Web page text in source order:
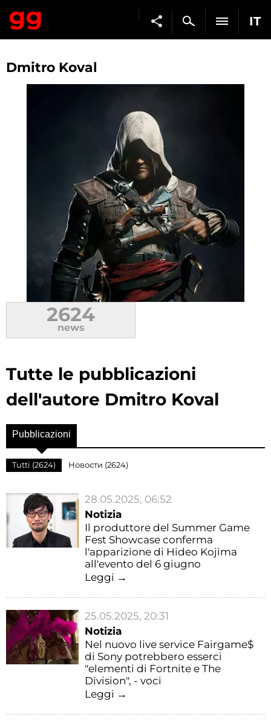
IT
Dmitro Koval
2624
news
Tutte le pubblicazioni
dell'autore Dmitro Koval
Pubblicazioni
Tutti (2624) Новости (2624)
28.05.2025, 06:52
Notizia
Il produttore del Summer Game
Fest Showcase conferma
l'apparizione di Hideo Kojima
all'evento del 6 giugno
Leggi →
25.05.2025, 20:31
Notizia
Nel nuovo live service Fairgame$
di Sony potrebbero esserci
"elementi di Fortnite e The
Division", - voci
Leggi →